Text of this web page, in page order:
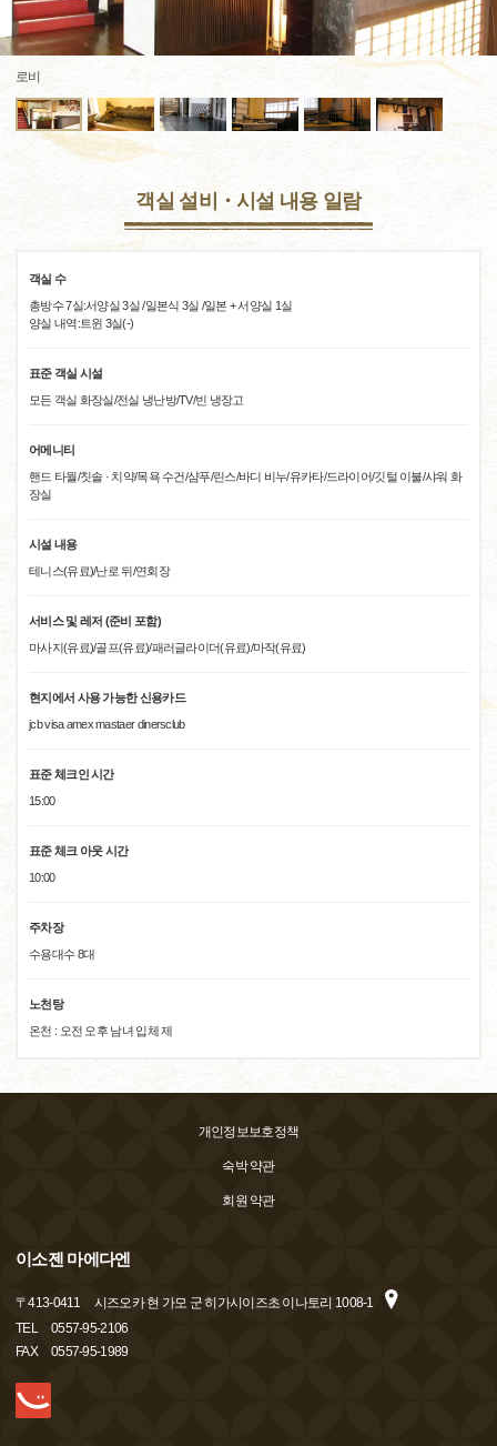
로비
객실 설비・시설 내용 일람
객실 수
총방수 7실:서양실 3실 /일본식 3실 /일본 + 서양실 1실
양실 내역:트윈 3실(-)
표준 객실 시설
모든 객실 화장실/전실 냉난방/TV/빈 냉장고
어메니티
핸드 타월/칫솔 · 치약/목욕 수건/샴푸/린스/바디 비누/유카타/드라이어/깃털 이불/샤워 화
장실
시설 내용
테니스(유료)/난로 뒤/연회장
서비스 및 레저 (준비 포함)
마사지(유료)/골프(유료)/패러글라이더(유료)/마작(유료)
현지에서 사용 가능한 신용카드
jcb visa amex mastaer dinersclub
표준 체크인 시간
15:00
표준 체크 아웃 시간
10:00
주차장
수용대수 8대
노천탕
온천 : 오전 오후 남녀 입체 제
개인정보보호정책
숙박 약관
회원 약관
이소젠 마에다엔
〒413-0411
시즈오카 현 가모 군 히가시이즈초 이나토리 1008-1
TEL
0557-95-2106
FAX
0557-95-1989